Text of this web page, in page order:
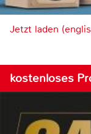
Jetzt laden
kostenloses